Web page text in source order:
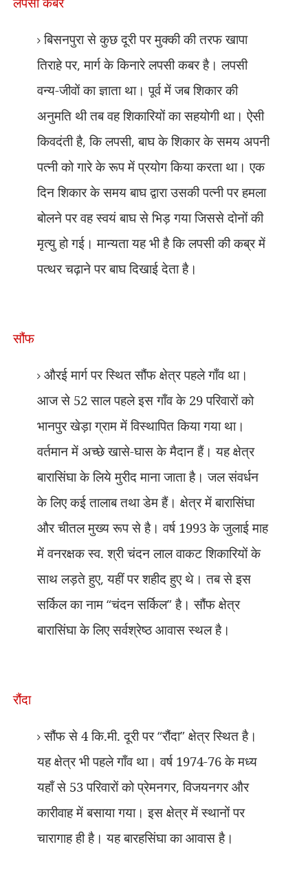
बिसनपुरा से कुछ दूरी पर मुक्की की तरफ खापा
तिराहे पर,मार्ग के किनारे लपसी कबर है। लपसी
वन्य-जीवों का ज्ञाता था। पूर्व में जब शिकार की
अनुमति थी तब वह शिकारियों का सहयोगी था। ऐसी
किवदंती है,कि लपसी,बाघ के शिकार के समय अपनी
पत्नी को गारे के रूप में प्रयोग किया करता था। एक
दिन शिकार के समय बाघ द्वारा उसकी पत्नी पर हमला
बोलने पर वह स्वयं बाघ से भिड़ गया जिससे दोनों की
मृत्यु हो गई। मान्यता यह भी है कि लपसी की कब्र में
पत्थर चढ़ाने पर बाघ दिखाई देता है।
सौंफ
औरई मार्ग पर स्थित सौंफ क्षेत्र पहले गाँव था।
आज से 52 साल पहले इस गाँव के 29 परिवारों को
भानपुर खेड़ा ग्राम में विस्थापित किया गया था।
वर्तमान में अच्छे खासे-घास के मैदान हैं। यह क्षेत्र
बारासिंघा के लिये मुरीद माना जाता है। जल संवर्धन
के लिए कई तालाब तथा डेम हैं। क्षेत्र में बारासिंघा
और चीतल मुख्य रूप से है। वर्ष 1993 के जुलाई माह
में वनरक्षक स्व. श्री चंदन लाल वाकट शिकारियों के
साथ लड़ते हुए,यहीं पर शहीद हुए थे। तब से इस
सर्किल का नाम “चंदन सर्किल”है। सौंफ क्षेत्र
बारासिंघा के लिए सर्वश्रेष्ठ आवास स्थल है।
रौंदा
सौंफ से 4 कि.मी. दूरी पर“रौंदा” क्षेत्र स्थित है।
यह क्षेत्र भी पहले गाँव था। वर्ष 1974-76 के मध्य
यहाँ से 53 परिवारों को प्रेमनगर,विजयनगर और
कारीवाह में बसाया गया। इस क्षेत्र में स्थानों पर
चारागाह ही है। यह बारहसिंघा का आवास है।